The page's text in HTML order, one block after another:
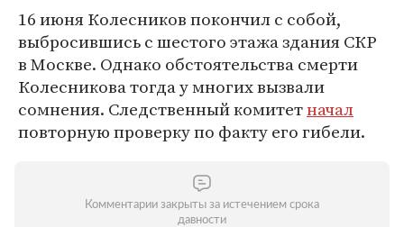
16 июня Колесников покончил с собой,
выбросившись с шестого этажа здания СКР
в Москве. Однако обстоятельства смерти
Колесникова тогда у многих вызвали
сомнения. Следственный комитетначал
повторную проверку по факту его гибели.
Комментарии закрыты за истечением срока
давности